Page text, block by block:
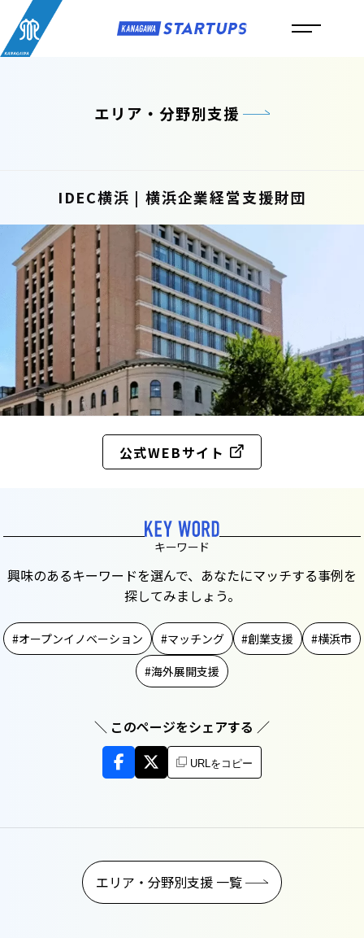
エリア・分野別支援
IDEC横浜 | 横浜企業経営支援財団
公式WEBサイト
キーワード
興味のあるキーワードを選んで、あなたにマッチする事例を
探してみましょう。
オープンイノベーション マッチング 創業支援
横浜市
海外展開支援
＼ このページをシェアする ／
URLをコピー
エリア・分野別支援 一覧